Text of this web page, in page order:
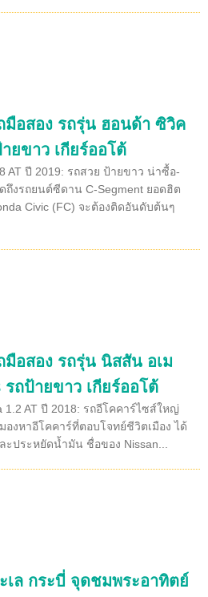
มือสอง รถรุ่น ฮอนด้า ซิวิค
ยขาว เกียร์ออโต้
AT ปี 2019: รถสวย ป้ายขาว น่าซื้อ-
งรถยนต์ซีดาน C-Segment ยอดฮิต
Civic (FC) จะต้องติดอันดับต้นๆ
อสอง รถรุ่น นิสสัน อเม
รถป้ายขาว เกียร์ออโต้
1.2 AT ปี 2018: รถอีโคคาร์ไซส์ใหญ่
งหาอีโคคาร์ที่ตอบโจทย์ชีวิตเมือง ได้
ประหยัดน้ำมัน ชื่อของ Nissan...
เล กระบี่ จุดชมพระอาทิตย์